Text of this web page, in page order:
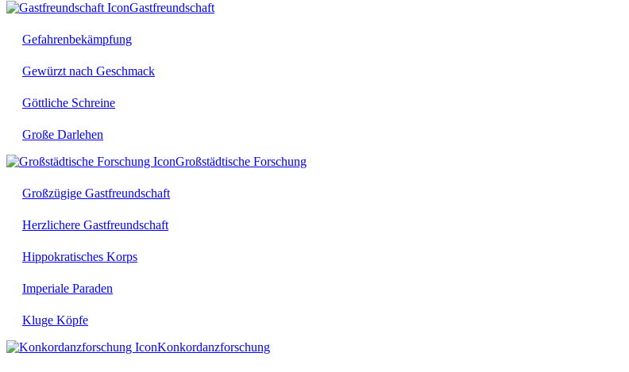
Gastfreundschaft
Gefahrenbekämpfung
Gewürzt nach Geschmack
Göttliche Schreine
Große Darlehen
Großstädtische Forschung
Großzügige Gastfreundschaft
Herzlichere Gastfreundschaft
Hippokratisches Korps
Imperiale Paraden
Kluge Köpfe
Konkordanzforschung